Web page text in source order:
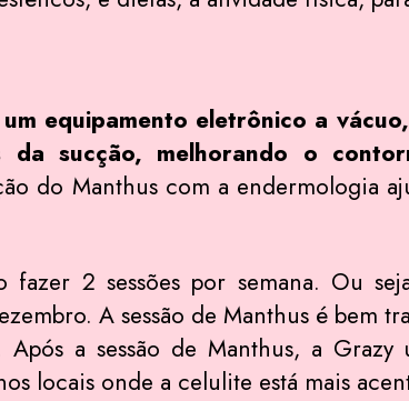
equipamento eletrônico a
da sucção, melhorando o
do Manthus com a endermologia
2 sessões por semana. Ou
A sessão de Manthus é bem
a sessão de Manthus, a
locais onde a celulite está mais